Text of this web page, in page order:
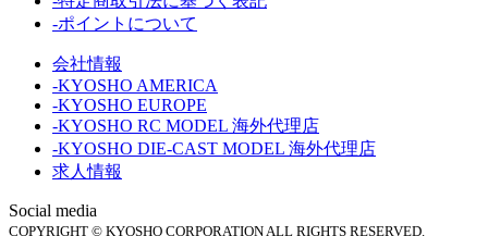
-ポイントについて
会社情報
-KYOSHO AMERICA
-KYOSHO EUROPE
-KYOSHO RC MODEL 海外代理店
-KYOSHO DIE-CAST MODEL 海外代理店
求人情報
Social media
COPYRIGHT © KYOSHO CORPORATION ALL RIGHTS RESERVED.